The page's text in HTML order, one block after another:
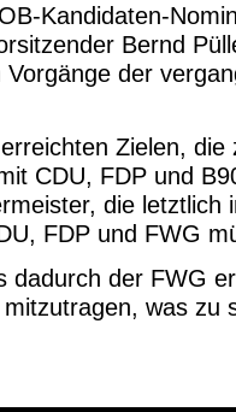
Kandidaten-
Bernd
der
Zielen, die
CDU, FDP und
die letztlich
FDP und FWG
dadurch der FWG
was zu